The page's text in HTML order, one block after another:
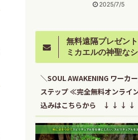
2025/7/5
無料遠隔プレゼン
ミカエルの神聖な
＼SOUL AWAKENING ワーカ
ステップ ≪完全無料オンライ
込みはこちらから ↓ ↓ ↓ ↓